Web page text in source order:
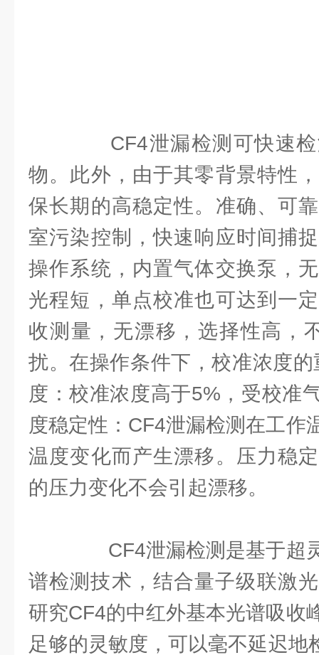
CF4泄漏检测可快速检
物。此外，由于其零背景特性
保长期的高稳定性。准确、可
室污染控制，快速响应时间捕
操作系统，内置气体交换泵，
光程短，单点校准也可达到一
收测量，无漂移，选择性高，
扰。在操作条件下，校准浓度
度：校准浓度高于5%，受校准
度稳定性：CF4泄漏检测在工作
温度变化而产生漂移。压力稳
的压力变化不会引起漂移。
CF4泄漏检测是基于超
谱检测技术，结合量子级联激
研究CF4的中红外基本光谱吸收
足够的灵敏度，可以毫不延迟地